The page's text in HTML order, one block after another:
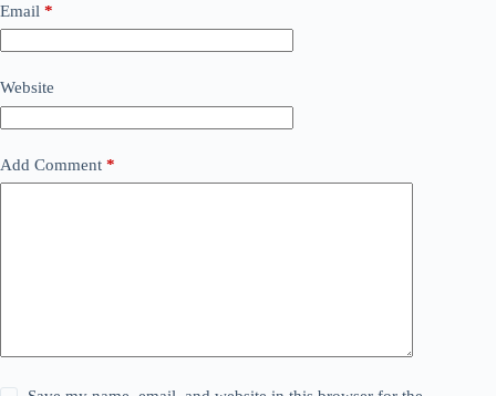
Email *
Website
Add Comment *